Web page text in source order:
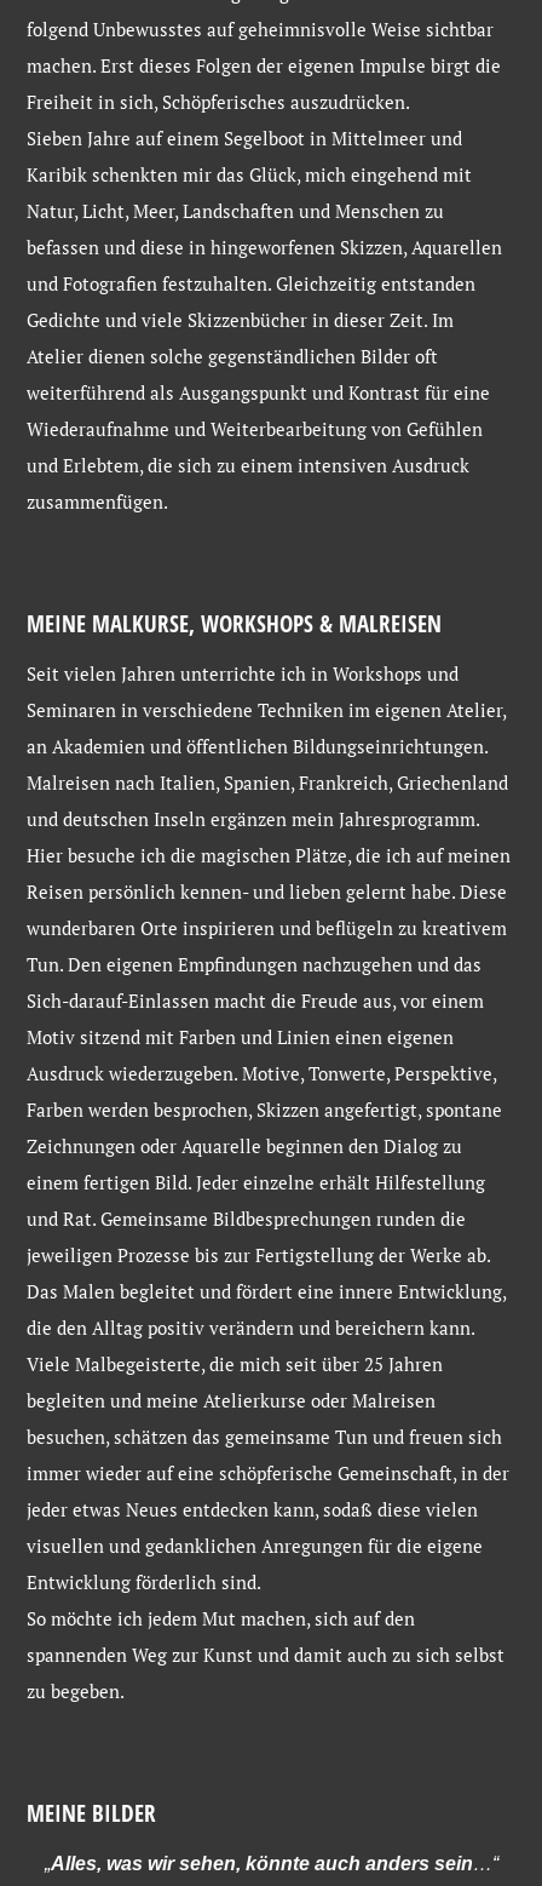
folgend Unbewusstes auf geheimnisvolle Weise sichtbar
machen. Erst dieses Folgen der eigenen Impulse birgt die
Freiheit in sich, Schöpferisches auszudrücken.
Sieben Jahre auf einem Segelboot in Mittelmeer und
Karibik schenkten mir das Glück, mich eingehend mit
Natur, Licht, Meer, Landschaften und Menschen zu
befassen und diese in hingeworfenen Skizzen, Aquarellen
und Fotografien festzuhalten. Gleichzeitig entstanden
Gedichte und viele Skizzenbücher in dieser Zeit. Im
Atelier dienen solche gegenständlichen Bilder oft
weiterführend als Ausgangspunkt und Kontrast für eine
Wiederaufnahme und Weiterbearbeitung von Gefühlen
und Erlebtem, die sich zu einem intensiven Ausdruck
zusammenfügen.
MEINE MALKURSE, WORKSHOPS & MALREISEN
Seit vielen Jahren unterrichte ich in Workshops und
Seminaren in verschiedene Techniken im eigenen Atelier,
an Akademien und öffentlichen Bildungseinrichtungen.
Malreisen nach Italien, Spanien, Frankreich, Griechenland
und deutschen Inseln ergänzen mein Jahresprogramm.
Hier besuche ich die magischen Plätze, die ich auf meinen
Reisen persönlich kennen- und lieben gelernt habe. Diese
wunderbaren Orte inspirieren und beflügeln zu kreativem
Tun. Den eigenen Empfindungen nachzugehen und das
Sich-darauf-Einlassen macht die Freude aus, vor einem
Motiv sitzend mit Farben und Linien einen eigenen
Ausdruck wiederzugeben. Motive, Tonwerte, Perspektive,
Farben werden besprochen, Skizzen angefertigt, spontane
Zeichnungen oder Aquarelle beginnen den Dialog zu
einem fertigen Bild. Jeder einzelne erhält Hilfestellung
und Rat. Gemeinsame Bildbesprechungen runden die
jeweiligen Prozesse bis zur Fertigstellung der Werke ab.
Das Malen begleitet und fördert eine innere Entwicklung,
die den Alltag positiv verändern und bereichern kann.
Viele Malbegeisterte, die mich seit über 25 Jahren
begleiten und meine Atelierkurse oder Malreisen
besuchen, schätzen das gemeinsame Tun und freuen sich
immer wieder auf eine schöpferische Gemeinschaft, in der
jeder etwas Neues entdecken kann, sodaß diese vielen
visuellen und gedanklichen Anregungen für die eigene
Entwicklung förderlich sind.
So möchte ich jedem Mut machen, sich auf den
spannenden Weg zur Kunst und damit auch zu sich selbst
zu begeben.
MEINE BILDER
„Alles, was wir sehen, könnte auch anders sein…“